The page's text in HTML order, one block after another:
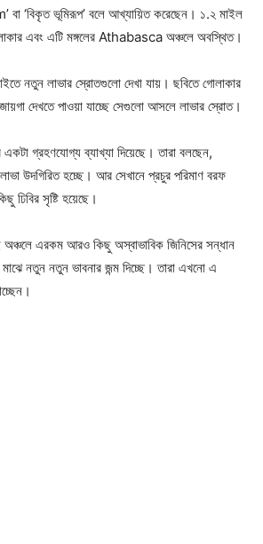
‘বিকৃত ভূমিরূপ’ বলে আখ্যায়িত করেছেন। ১.২ মাইল
এবং এটি মঙ্গলের Athabasca অঞ্চলে অবস্থিত।
নতুন লাভার স্রোতগুলো দেখা যায়। ছবিতে গোলাকার
দেখতে পাওয়া যাচ্ছে সেগুলো আসলে লাভার স্রোত।
গ্রহণযোগ্য ব্যাখ্যা দিয়েছে। তারা বলছেন,
উদগিরিত হচ্ছে। আর সেখানে প্রচুর পরিমাণ বরফ
সৃষ্টি হয়েছে।
অঞ্চলে এরকম আরও কিছু অস্বাভাবিক জিনিসের সন্ধান
মাঝে নতুন নতুন ভাবনার জন্ম দিচ্ছে। তারা এখনো এ